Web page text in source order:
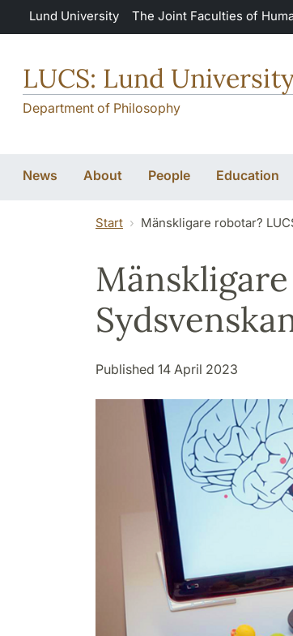
Skip to main content
Lund University The Joint Faculties of
LUCS: Lund
Department of Philosophy
News About People Education
Start Mänskligare robotar?
Published 14 April 2023